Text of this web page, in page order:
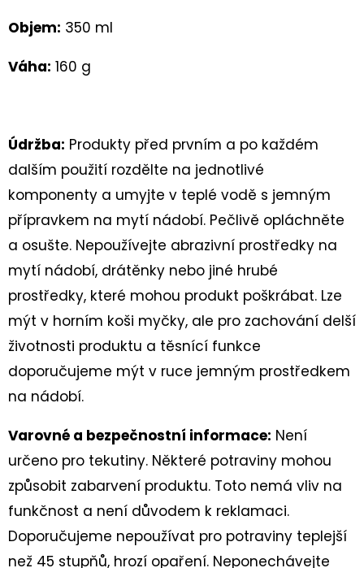
Objem: 350 ml
Váha: 160 g
Údržba: Produkty před prvním a po každém
dalším použití rozdělte na jednotlivé
komponenty a umyjte v teplé vodě s jemným
přípravkem na mytí nádobí. Pečlivě opláchněte
a osušte. Nepoužívejte abrazivní prostředky na
mytí nádobí, drátěnky nebo jiné hrubé
prostředky, které mohou produkt poškrábat. Lze
mýt v horním koši myčky, ale pro zachování delší
životnosti produktu a těsnící funkce
doporučujeme mýt v ruce jemným prostředkem
na nádobí.
Varovné a bezpečnostní informace: Není
určeno pro tekutiny. Některé potraviny mohou
způsobit zabarvení produktu. Toto nemá vliv na
funkčnost a není důvodem k reklamaci.
Doporučujeme nepoužívat pro potraviny teplejší
než 45 stupňů, hrozí opaření. Neponechávejte